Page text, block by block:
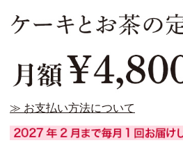
≫ お支払い方法について